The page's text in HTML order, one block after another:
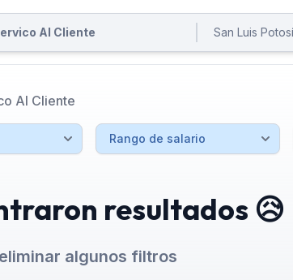
Al Cliente
resultados 😥
algunos filtros